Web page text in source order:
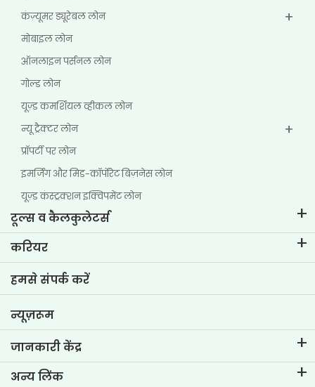
कंज़्यूमर ड्यूरेबल लोन
मोबाइल लोन
ऑनलाइन पर्सनल लोन
गोल्ड लोन
यूज़्ड कमर्शियल व्हीकल लोन
न्यू ट्रैक्टर लोन
प्रॉपर्टी पर लोन
इमर्जिंग और मिड-कॉर्पोरेट बिज़नेस लोन
यूज़्ड कंस्ट्रक्शन इक्विपमेंट लोन
टूल्स व कैलकुलेटर्स
ईएमआई कैलकुलेटर
टू-व्हीलर लोन ईएमआई कैलकुलेटर
कार वैल्यूएशन टूल
करियर
टीवीएस क्रेडिट में जीवन
वर्तमान रिक्तियां
हमसे संपर्क करें
न्यूज़रूम
जानकारी केंद्र
ब्लॉग्स
अन्य लिंक